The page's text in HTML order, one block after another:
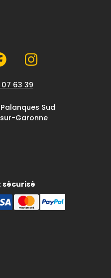
63 39
Sud
Garonne
sécurisé